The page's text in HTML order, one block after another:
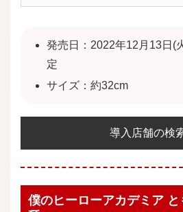
発売日：2022年12月13日(
定
サイズ：約32cm
導入店舗の検
僕のヒーローアカデミア